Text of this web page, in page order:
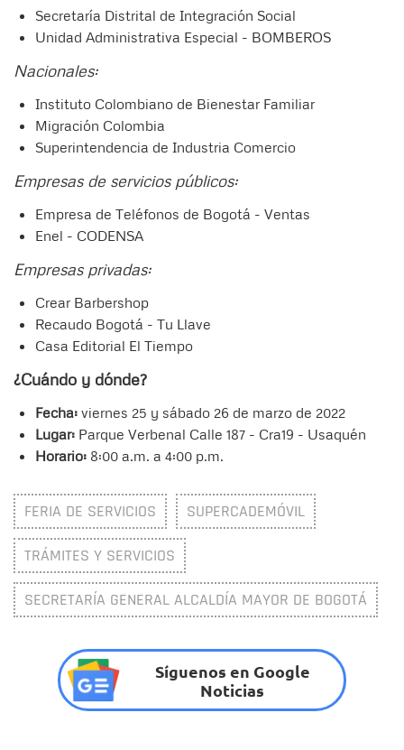
Secretaría Distrital de Integración Social
Unidad Administrativa Especial - BOMBEROS
Nacionales:
Instituto Colombiano de Bienestar Familiar
Migración Colombia
Superintendencia de Industria Comercio
Empresas de servicios públicos:
Empresa de Teléfonos de Bogotá - Ventas
Enel - CODENSA
Empresas privadas:
Crear Barbershop
Recaudo Bogotá - Tu Llave
Casa Editorial El Tiempo
¿Cuándo y dónde?
Fecha: viernes 25 y sábado 26 de marzo de 2022
Lugar: Parque Verbenal Calle 187 - Cra19 - Usaquén
Horario: 8:00 a.m. a 4:00 p.m.
FERIA DE SERVICIOS SUPERCADEMÓVIL
TRÁMITES Y SERVICIOS
SECRETARÍA GENERAL ALCALDÍA MAYOR DE BOGOTÁ
Síguenos en Google
Noticias